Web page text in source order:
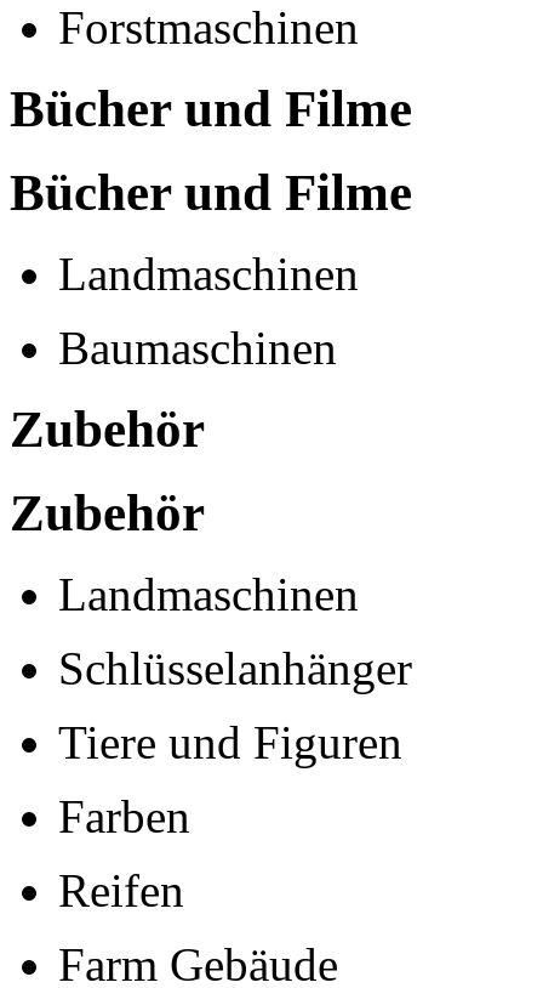
Forstmaschinen
Bücher und Filme
Bücher und Filme
Landmaschinen
Baumaschinen
Zubehör
Zubehör
Landmaschinen
Schlüsselanhänger
Tiere und Figuren
Farben
Reifen
Farm Gebäude